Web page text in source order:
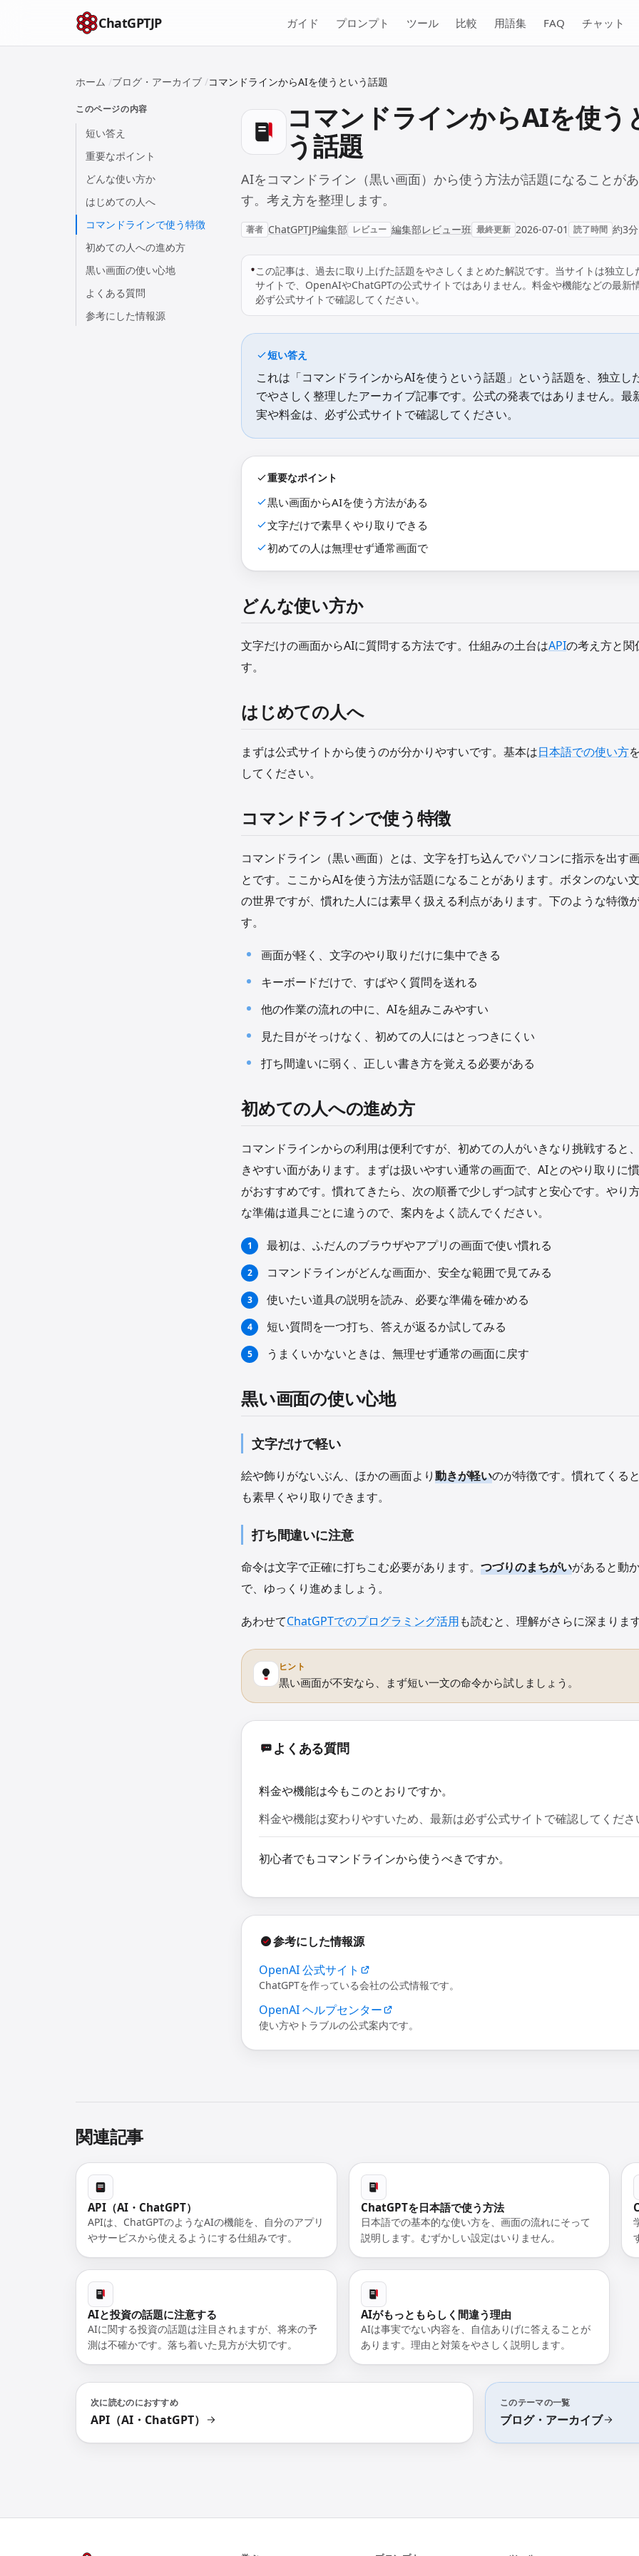
ChatGPTJP ガイド プロンプト ツール 比較 用語集 FAQ チャット
ホーム /ブログ・アーカイブ /コマンドラインからAIを使うという話題
このページの内容
短い答え
重要なポイント
どんな使い方か
はじめての人へ
コマンドラインで使う特徴
初めての人への進め方
黒い画面の使い心地
よくある質問
参考にした情報源
コマンドラインからAIを使う
う話題
AIをコマンドライン（黒い画面）から使う方法が話題になることが
す。考え方を整理します。
著者 ChatGPTJP編集部 レビュー 編集部レビュー班 最終更新 2026-07-01 読了時間 約3分
この記事は、過去に取り上げた話題をやさしくまとめた解説です。当サイトは独立し
サイトで、OpenAIやChatGPTの公式サイトではありません。料金や機能などの最新情
必ず公式サイトで確認してください。
短い答え
これは「コマンドラインからAIを使うという話題」という話題を、独立し
でやさしく整理したアーカイブ記事です。公式の発表ではありません。最
実や料金は、必ず公式サイトで確認してください。
重要なポイント
黒い画面からAIを使う方法がある
文字だけで素早くやり取りできる
初めての人は無理せず通常画面で
どんな使い方か
文字だけの画面からAIに質問する方法です。仕組みの土台はAPIの考え方と関
す。
はじめての人へ
まずは公式サイトから使うのが分かりやすいです。基本は日本語での使い方
してください。
コマンドラインで使う特徴
コマンドライン（黒い画面）とは、文字を打ち込んでパソコンに指示を出す
とです。ここからAIを使う方法が話題になることがあります。ボタンのない
の世界ですが、慣れた人には素早く扱える利点があります。下のような特徴
す。
画面が軽く、文字のやり取りだけに集中できる
キーボードだけで、すばやく質問を送れる
他の作業の流れの中に、AIを組みこみやすい
見た目がそっけなく、初めての人にはとっつきにくい
打ち間違いに弱く、正しい書き方を覚える必要がある
初めての人への進め方
コマンドラインからの利用は便利ですが、初めての人がいきなり挑戦すると
きやすい面があります。まずは扱いやすい通常の画面で、AIとのやり取りに
がおすすめです。慣れてきたら、次の順番で少しずつ試すと安心です。やり
な準備は道具ごとに違うので、案内をよく読んでください。
最初は、ふだんのブラウザやアプリの画面で使い慣れる
コマンドラインがどんな画面か、安全な範囲で見てみる
使いたい道具の説明を読み、必要な準備を確かめる
短い質問を一つ打ち、答えが返るか試してみる
うまくいかないときは、無理せず通常の画面に戻す
黒い画面の使い心地
文字だけで軽い
絵や飾りがないぶん、ほかの画面より動きが軽いのが特徴です。慣れてくる
も素早くやり取りできます。
打ち間違いに注意
命令は文字で正確に打ちこむ必要があります。 つづりのまちがいがあると動
で、ゆっくり進めましょう。
あわせてChatGPTでのプログラミング活用も読むと、理解がさらに深まります
ヒント
黒い画面が不安なら、まず短い一文の命令から試しましょう。
よくある質問
料金や機能は今もこのとおりですか。
料金や機能は変わりやすいため、最新は必ず公式サイトで確認してくださ
初心者でもコマンドラインから使うべきですか。
参考にした情報源
OpenAI 公式サイト
ChatGPTを作っている会社の公式情報です。
OpenAI ヘルプセンター
使い方やトラブルの公式案内です。
関連記事
API（AI・ChatGPT）
APIは、ChatGPTのようなAIの機能を、自分のアプリ
やサービスから使えるようにする仕組みです。
ChatGPTを日本語で使う方法
日本語での基本的な使い方を、画面の流れにそって
説明します。むずかしい設定はいりません。
AIと投資の話題に注意する
AIに関する投資の話題は注目されますが、将来の予
測は不確かです。落ち着いた見方が大切です。
AIがもっともらしく間違う理由
AIは事実でない内容を、自信ありげに答えることが
あります。理由と対策をやさしく説明します。
次に読むのにおすすめ
API（AI・ChatGPT）
このテーマの一覧
ブログ・アーカイブ